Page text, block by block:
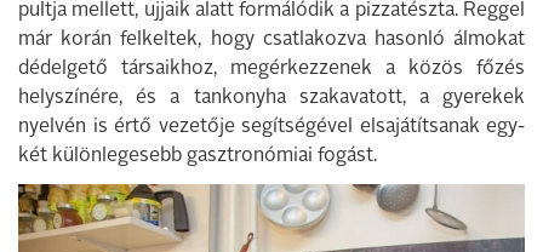
pultja mellett, ujjaik alatt formálódik a pizzatészta. Reggel
már korán felkeltek, hogy csatlakozva hasonló álmokat
dédelgető társaikhoz, megérkezzenek a közös főzés
helyszínére, és a tankonyha szakavatott, a gyerekek
nyelvén is értő vezetője segítségével elsajátítsanak egy-
két különlegesebb gasztronómiai fogást.